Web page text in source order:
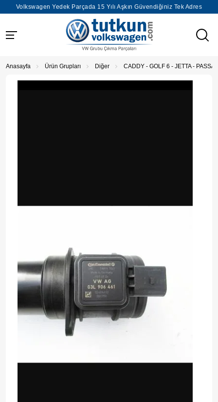
Volkswagen Yedek Parçada 15 Yılı Aşkın Güvendiğiniz Tek Adres
Anasayfa Ürün Grupları Diğer CADDY - GOLF 6 - JETTA -